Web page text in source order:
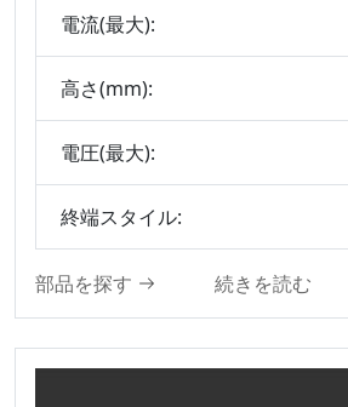
ーズ
ボックス - ヘッダー
- コネクタ
センサコネクタシリ
ーズ
エジェクタ ヘッダ
コネクタ シリーズ
ボックスヘッダーコ
ネクタ
メス ヘッダ コネク
タ シリーズ
電流(最大):
高さ(mm):
電圧(最大):
終端スタイル:
部品を探す 続きを読む